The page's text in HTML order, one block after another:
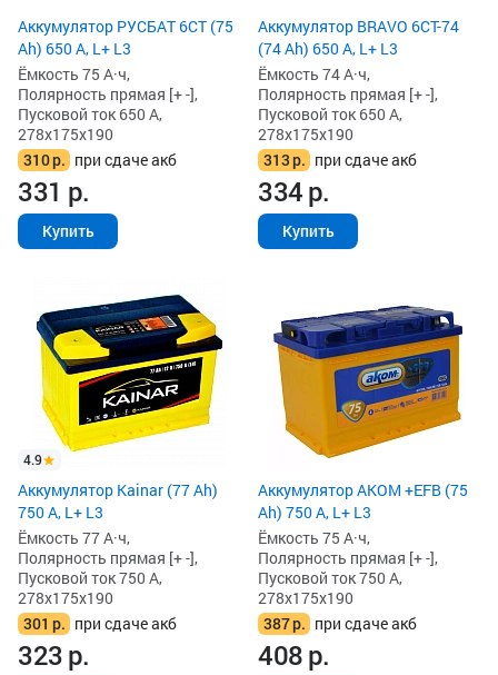
Аккумулятор РУСБАТ 6СТ (75
Ah) 650 А, L+ L3
Ёмкость 75 А·ч,
Полярность прямая [+ -],
Пусковой ток 650 А,
278x175x190
310р. при сдаче акб
331 р.
Купить
Аккумулятор BRAVO 6CT-74
(74 Ah) 650 А, L+ L3
Ёмкость 74 А·ч,
Полярность прямая [+ -],
Пусковой ток 650 А,
278x175x190
313р. при сдаче акб
334р.
Купить
4.9
Аккумулятор Kainar (77 Ah)
750 А, L+ L3
Ёмкость 77 А·ч,
Полярность прямая [+ -],
Пусковой ток 750 А,
278x175x190
301 р. при сдаче акб
323р.
Аккумулятор AKOM +EFB (75
Ah) 750 А, L+ L3
Ёмкость 75 А·ч,
Полярность прямая [+ -],
Пусковой ток 750 А,
278x175x190
387р. при сдаче акб
408р.